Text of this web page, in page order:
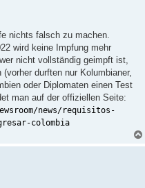
nichts falsch zu machen.
wird keine Impfung mehr
nicht vollständig geimpft ist,
durften nur Kolumbianer,
oder Diplomaten einen Test
man auf der offiziellen Seite:
news/requisitos-
colombia